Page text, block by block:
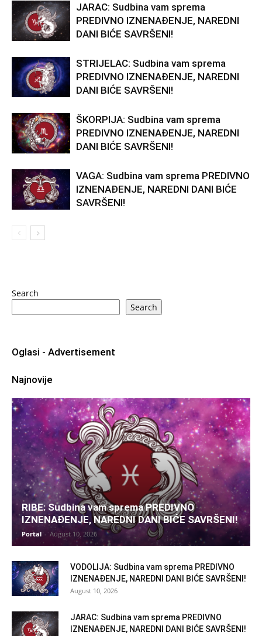
JARAC: Sudbina vam sprema
PREDIVNO IZNENAĐENJE, NAREDNI
DANI BIĆE SAVRŠENI!
STRIJELAC: Sudbina vam sprema
PREDIVNO IZNENAĐENJE, NAREDNI
DANI BIĆE SAVRŠENI!
ŠKORPIJA: Sudbina vam sprema
PREDIVNO IZNENAĐENJE, NAREDNI
DANI BIĆE SAVRŠENI!
VAGA: Sudbina vam sprema PREDIVNO
IZNENAĐENJE, NAREDNI DANI BIĆE
SAVRŠENI!
Search
Search
Oglasi - Advertisement
Najnovije
RIBE: Sudbina vam sprema PREDIVNO
IZNENAĐENJE, NAREDNI DANI BIĆE SAVRŠENI!
Portal - August 10, 2026
VODOLIJA: Sudbina vam sprema PREDIVNO
IZNENAĐENJE, NAREDNI DANI BIĆE SAVRŠENI!
August 10, 2026
JARAC: Sudbina vam sprema PREDIVNO
IZNENAĐENJE, NAREDNI DANI BIĆE SAVRŠENI!